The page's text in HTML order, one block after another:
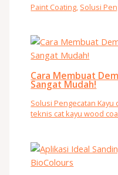
Paint Coating, Solusi
Cara Membuat
Sangat Mudah!
Solusi Pengecatan Kayu
teknis cat kayu wood